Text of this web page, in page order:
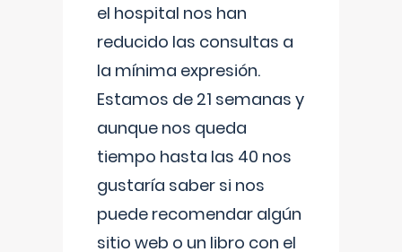
el hospital nos han
reducido las consultas a
la mínima expresión.
Estamos de 21 semanas y
aunque nos queda
tiempo hasta las 40 nos
gustaría saber si nos
puede recomendar algún
sitio web o un libro con el